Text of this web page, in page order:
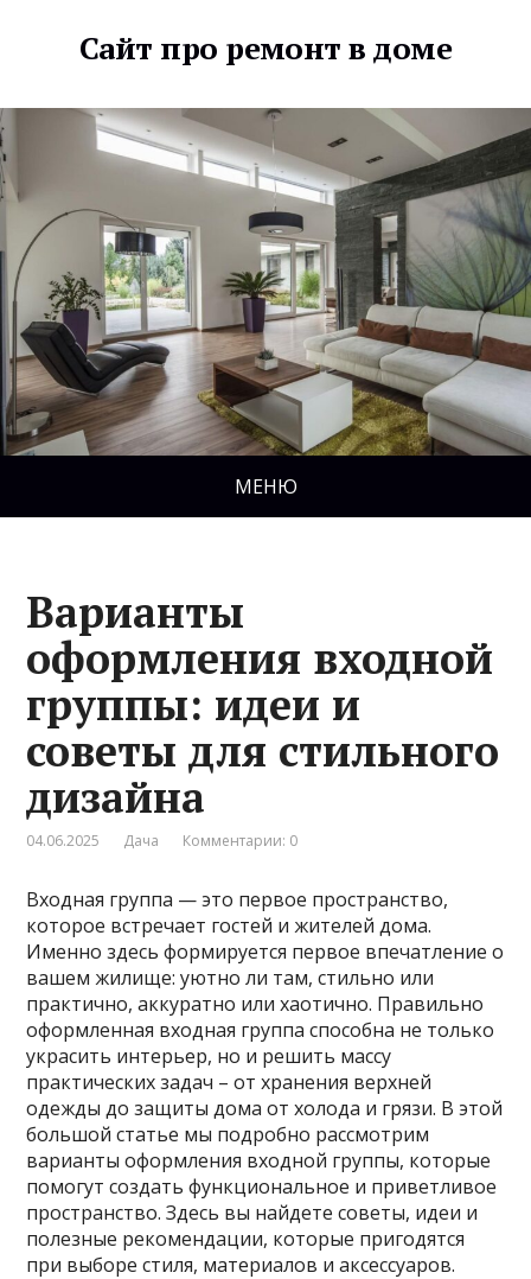
Сайт про ремонт в доме
МЕНЮ
Варианты
оформления входной
группы: идеи и
советы для стильного
дизайна
04.06.2025 Дача Комментарии: 0
Входная группа — это первое пространство,
которое встречает гостей и жителей дома.
Именно здесь формируется первое впечатление о
вашем жилище: уютно ли там, стильно или
практично, аккуратно или хаотично. Правильно
оформленная входная группа способна не только
украсить интерьер, но и решить массу
практических задач – от хранения верхней
одежды до защиты дома от холода и грязи. В этой
большой статье мы подробно рассмотрим
варианты оформления входной группы, которые
помогут создать функциональное и приветливое
пространство. Здесь вы найдете советы, идеи и
полезные рекомендации, которые пригодятся
при выборе стиля, материалов и аксессуаров.